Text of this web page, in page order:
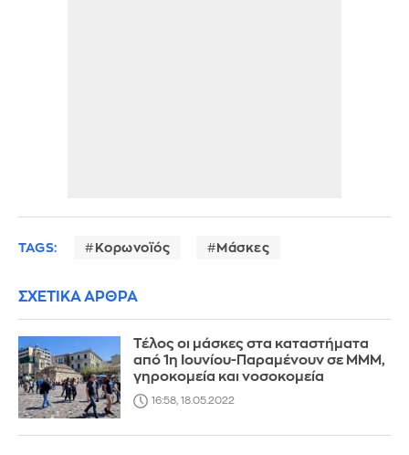
TAGS: Κορωνοϊός Μάσκες
ΣΧΕΤΙΚΑ ΑΡΘΡΑ
Τέλος οι μάσκες στα καταστήματα
από 1η Ιουνίου-Παραμένουν σε ΜΜΜ,
γηροκομεία και νοσοκομεία
16:58, 18.05.2022